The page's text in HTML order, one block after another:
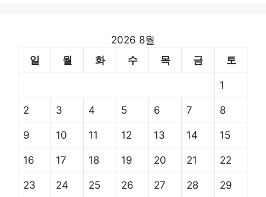
2026 8월
일
월 화 수 목 금 토
1
2 3 4 5 6 7 8
9 10 11 12 13 14 15
16 17 18 19 20 21 22
23 24 25 26 27 28 29